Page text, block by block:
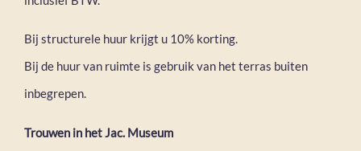
Bij structurele huur krijgt u 10% korting.
Bij de huur van ruimte is gebruik van het terras buiten
inbegrepen.
Trouwen in het Jac. Museum